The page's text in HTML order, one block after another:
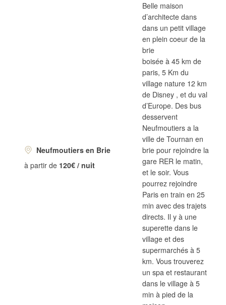
Neufmoutiers en Brie
à partir de 120€ / nuit
Belle maison
d’architecte dans
dans un petit village
en plein coeur de la
brie
boisée à 45 km de
paris, 5 Km du
village nature 12 km
de Disney , et du val
d’Europe. Des bus
desservent
Neufmoutiers a la
ville de Tournan en
brie pour rejoindre la
gare RER le matin,
et le soir. Vous
pourrez rejoindre
Paris en train en 25
min avec des trajets
directs. Il y à une
superette dans le
village et des
supermarchés à 5
km. Vous trouverez
un spa et restaurant
dans le village à 5
min à pied de la